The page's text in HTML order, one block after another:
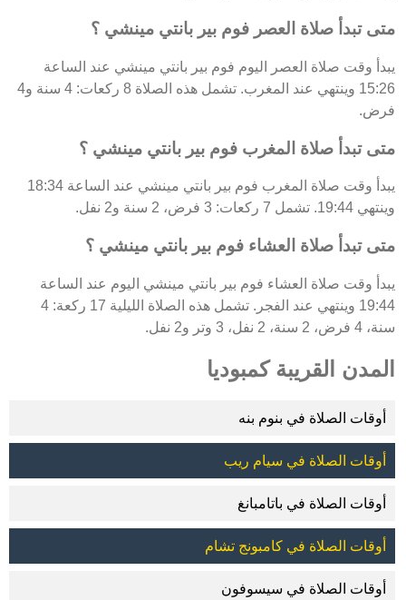
متى تبدأ صلاة العصر فوم بير بانتي مينشي ؟
يبدأ وقت صلاة العصر اليوم فوم بير بانتي مينشي عند الساعة
15:26 وينتهي عند المغرب. تشمل هذه الصلاة 8 ركعات: 4 سنة و4
فرض.
متى تبدأ صلاة المغرب فوم بير بانتي مينشي ؟
يبدأ وقت صلاة المغرب فوم بير بانتي مينشي عند الساعة 18:34
وينتهي 19:44. تشمل 7 ركعات: 3 فرض، 2 سنة و2 نفل.
متى تبدأ صلاة العشاء فوم بير بانتي مينشي ؟
يبدأ وقت صلاة العشاء فوم بير بانتي مينشي اليوم عند الساعة
19:44 وينتهي عند الفجر. تشمل هذه الصلاة الليلية 17 ركعة: 4
سنة، 4 فرض، 2 سنة، 2 نفل، 3 وتر و2 نفل.
المدن القريبة كمبوديا
أوقات الصلاة في بنوم بنه
أوقات الصلاة في سيام ريب
أوقات الصلاة في باتامبانغ
أوقات الصلاة في كامبونج تشام
أوقات الصلاة في سيسوفون